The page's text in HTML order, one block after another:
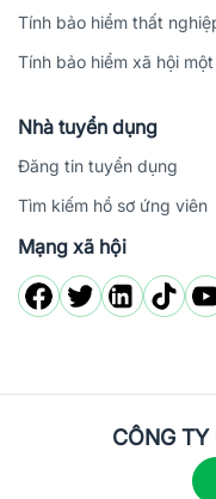
Tính bảo hiểm thất
Tính bảo hiểm xã hội
Nhà tuyển dụng
Đăng tin tuyển dụng
Tìm kiếm hồ sơ ứng viên
Mạng xã hội
CÔNG